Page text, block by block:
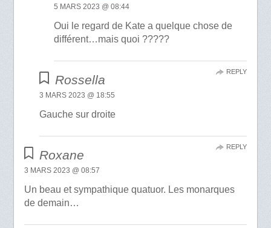
5 MARS 2023 @ 08:44
Oui le regard de Kate a quelque chose de
différent…mais quoi ?????
Rossella
3 MARS 2023 @ 18:55
Gauche sur droite
REPLY
Roxane
3 MARS 2023 @ 08:57
Un beau et sympathique quatuor. Les monarques
de demain…
REPLY